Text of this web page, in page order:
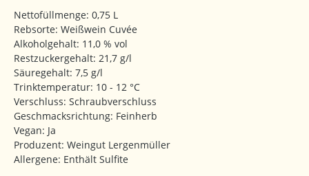
Nettofüllmenge: 0,75 L
Rebsorte: Weißwein Cuvée
Alkoholgehalt: 11,0 % vol
Restzuckergehalt: 21,7 g/l
Säuregehalt: 7,5 g/l
Trinktemperatur: 10 - 12 °C
Verschluss: Schraubverschluss
Geschmacksrichtung: Feinherb
Vegan: Ja
Produzent: Weingut Lergenmüller
Allergene: Enthält Sulfite